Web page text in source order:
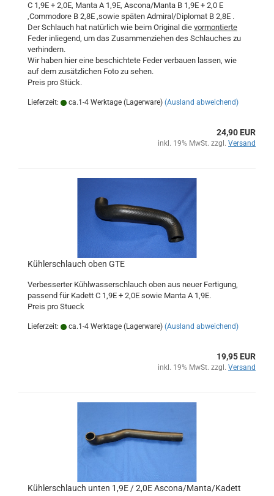
C 1,9E + 2,0E, Manta A 1,9E, Ascona/Manta B 1,9E + 2,0 E
,Commodore B 2,8E ,sowie späten Admiral/Diplomat B 2,8E .
Der Schlauch hat natürlich wie beim Original die vormontierte
Feder inliegend, um das Zusammenziehen des Schlauches zu
verhindern.
Wir haben hier eine beschichtete Feder verbauen lassen, wie
auf dem zusätzlichen Foto zu sehen.
Preis pro Stück.
Lieferzeit: ca.1-4 Werktage (Lagerware) (Ausland abweichend)
24,90 EUR
inkl. 19% MwSt. zzgl. Versand
Kühlerschlauch oben GTE
Verbesserter Kühlwasserschlauch oben aus neuer Fertigung,
passend für Kadett C 1,9E + 2,0E sowie Manta A 1,9E.
Preis pro Stueck
Lieferzeit: ca.1-4 Werktage (Lagerware) (Ausland abweichend)
19,95 EUR
inkl. 19% MwSt. zzgl. Versand
Kühlerschlauch unten 1,9E / 2,0E Ascona/Manta/Kadett